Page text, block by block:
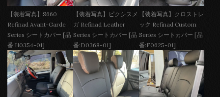
【装着写真】S660
Refinad Avant-Garde
Series シートカバー [品
番:H0354-01]
【装着写真】ピクシスメ
ガ Refinad Leather
Series シートカバー [品
番:D0368-01]
【装着写真】クロストレ
ック Refinad Custom
Series シートカバー [品
番:F0625-01]